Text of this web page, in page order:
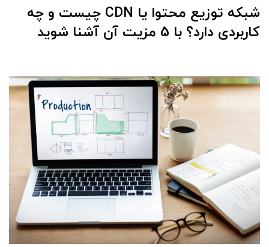
شبکه توزیع محتوا یا CDN چیست و چه
کاربردی دارد؟ با 5 مزیت آن آشنا شوید